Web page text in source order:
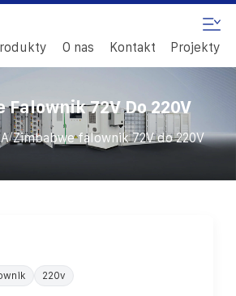
O nas Kontakt Projekty
Falownik 72V Do 220V
/Zimbabwe falownik 72V do 220V
220v